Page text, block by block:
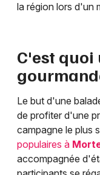
la région lors d'un
C'est quoi
Le but d'une
de profiter d'une
campagne le plus
populaires à
accompagnée